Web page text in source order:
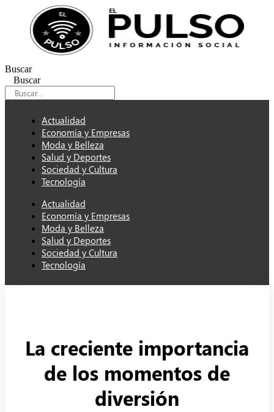
contenido
Buscar
Buscar
Actualidad
Economía y Empresas
Moda y Belleza
Salud y Deportes
Sociedad y Cultura
Tecnología
Actualidad
Economía y Empresas
Moda y Belleza
Salud y Deportes
Sociedad y Cultura
Tecnología
La creciente importancia
de los momentos de
diversión